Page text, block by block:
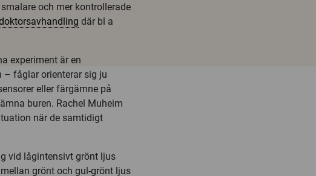
och mer kontrollerade
där bl a
experiment är en
fåglar orienterar sig ju
eller färgämne på
buren. Rachel Muheim
när de samtidigt
vid lågintensivt grönt ljus
grönt och gul-grönt ljus